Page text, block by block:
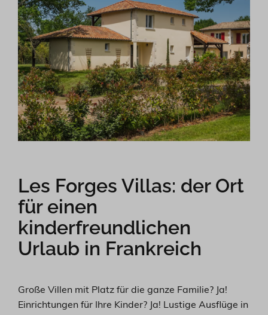
Les Forges Villas: der Ort
für einen
kinderfreundlichen
Urlaub in Frankreich
Große Villen mit Platz für die ganze Familie? Ja!
Einrichtungen für Ihre Kinder? Ja! Lustige Ausflüge in